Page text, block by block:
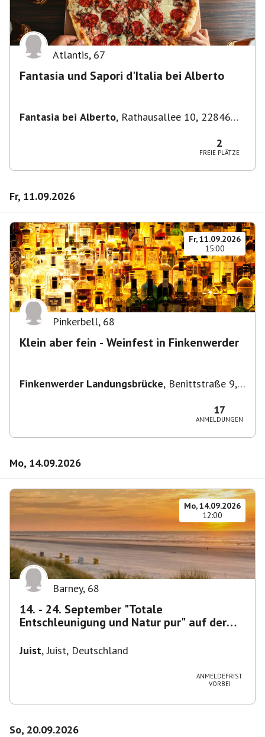
Atlantis, 67
Fantasia und Sapori d'Italia bei Alberto
Fantasia bei Alberto, Rathausallee 10, 22846
2
FREIE PLÄTZE
Fr, 11.09.2026
Fr, 11.09.2026
15:00
Pinkerbell, 68
Klein aber fein - Weinfest in Finkenwerder
Finkenwerder Landungsbrücke, Benittstraße 9,
17
ANMELDUNGEN
Mo, 14.09.2026
Mo, 14.09.2026
12:00
Barney, 68
14. - 24. September "Totale
Entschleunigung und Natur pur" auf der
Juist,Juist, Deutschland
ANMELDEFRIST
VORBEI
So, 20.09.2026